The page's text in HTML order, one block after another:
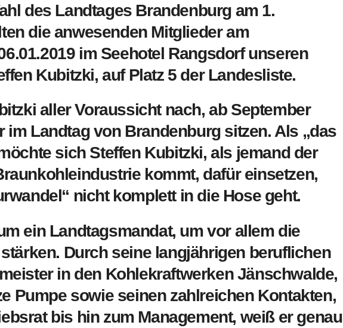
des Landtages Brandenburg am 1.
die anwesenden Mitglieder am
im Seehotel Rangsdorf unseren
Kubitzki, auf Platz 5 der Landesliste.
aller Voraussicht nach, ab September
im Landtag von Brandenburg sitzen. Als „das
sich Steffen Kubitzki, als jemand der
kommt, dafür einsetzen,
nicht komplett in die Hose geht.
ein Landtagsmandat, um vor allem die
Durch seine langjährigen beruflichen
in den Kohlekraftwerken Jänschwalde,
Pumpe sowie seinen zahlreichen Kontakten,
bis hin zum Management, weiß er genau